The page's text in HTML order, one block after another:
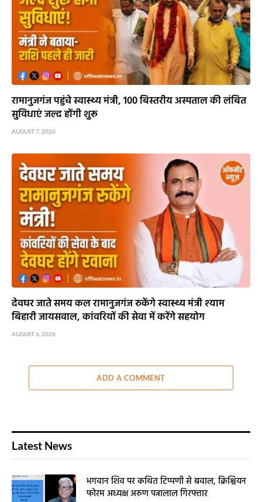
रामानुजगंज पहुंचे स्वास्थ्य मंत्री, 100 बिस्तरीय अस्पताल की लंबित
सुविधाएं जल्द होंगी शुरू
AUGUST 7, 2026
देवघर जाते समय कल रामानुजगंज रुकेंगे स्वास्थ्य मंत्री श्याम
बिहारी जायसवाल, कांवरियों की सेवा में करेंगे सहयोग
AUGUST 6, 2026
ADD A COMMENT
Latest News
भगवान शिव पर कथित टिप्पणी से बवाल, क्रिश्चियन
फोरम अध्यक्ष अरुण पन्नालाल गिरफ्तार